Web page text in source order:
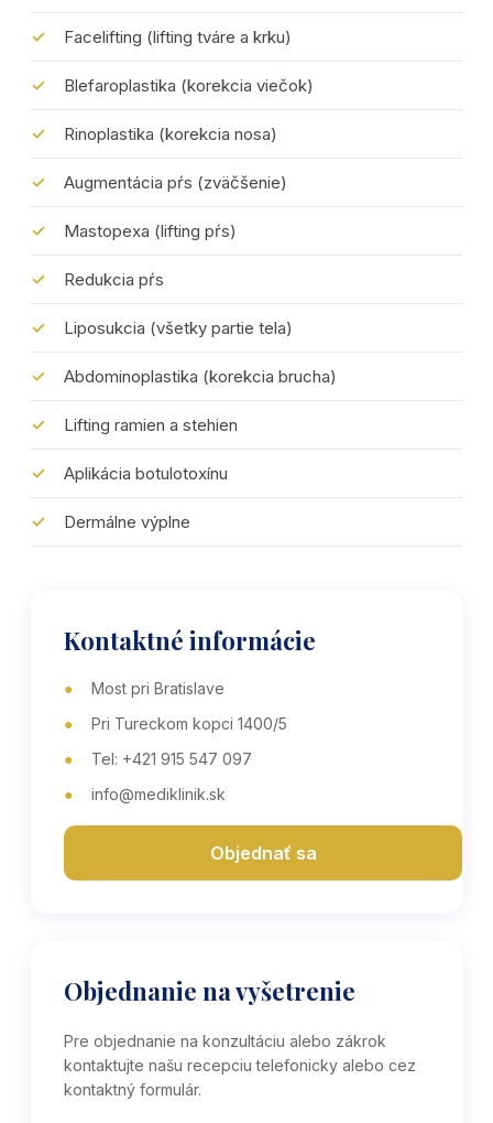
Facelifting (lifting tváre a krku)
Blefaroplastika (korekcia viečok)
Rinoplastika (korekcia nosa)
Augmentácia pŕs (zväčšenie)
Mastopexa (lifting pŕs)
Redukcia pŕs
Liposukcia (všetky partie tela)
Abdominoplastika (korekcia brucha)
Lifting ramien a stehien
Aplikácia botulotoxínu
Dermálne výplne
Kontaktné informácie
Most pri Bratislave
Pri Tureckom kopci 1400/5
Tel: +421 915 547 097
info@mediklinik.sk
Objednať sa
Objednanie na vyšetrenie
Pre objednanie na konzultáciu alebo zákrok
kontaktujte našu recepciu telefonicky alebo cez
kontaktný formulár.